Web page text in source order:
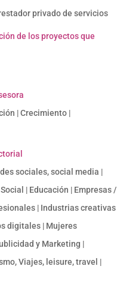
privado de servicios
de los proyectos que
| Crecimiento |
sociales, social media |
| Educación | Empresas /
| Industrias creativas
digitales | Mujeres
y Marketing |
Viajes, leisure, travel |